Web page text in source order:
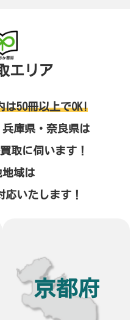
エリア
50冊以上でOK!
庫県・奈良県は
取に伺います！
地域は
応いたします！
京都府